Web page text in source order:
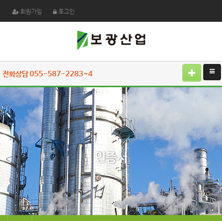
회원가입 로그인
전화상담 055-587-2283~4
인증서